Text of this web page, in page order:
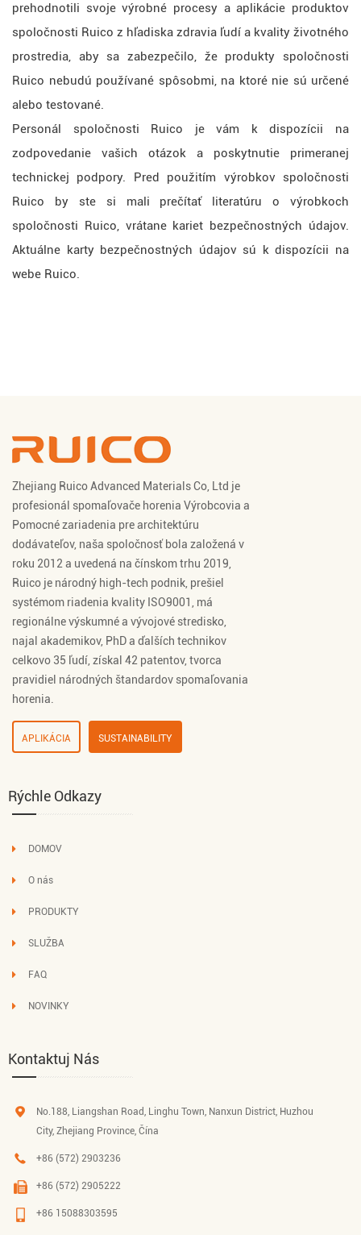
prehodnotili svoje výrobné procesy a aplikácie produktov
spoločnosti Ruico z hľadiska zdravia ľudí a kvality životného
prostredia, aby sa zabezpečilo, že produkty spoločnosti
Ruico nebudú používané spôsobmi, na ktoré nie sú určené
alebo testované.
Personál spoločnosti Ruico je vám k dispozícii na
zodpovedanie vašich otázok a poskytnutie primeranej
technickej podpory. Pred použitím výrobkov spoločnosti
Ruico by ste si mali prečítať literatúru o výrobkoch
spoločnosti Ruico, vrátane kariet bezpečnostných údajov.
Aktuálne karty bezpečnostných údajov sú k dispozícii na
webe Ruico.
Zhejiang Ruico Advanced Materials Co, Ltd je
profesionál spomaľovače horenia Výrobcovia a
Pomocné zariadenia pre architektúru
dodávateľov, naša spoločnosť bola založená v
roku 2012 a uvedená na čínskom trhu 2019,
Ruico je národný high-tech podnik, prešiel
systémom riadenia kvality ISO9001, má
regionálne výskumné a vývojové stredisko,
najal akademikov, PhD a ďalších technikov
celkovo 35 ľudí, získal 42 patentov, tvorca
pravidiel národných štandardov spomaľovania
horenia.
APLIKÁCIA SUSTAINABILITY
Rýchle Odkazy
DOMOV
O nás
PRODUKTY
SLUŽBA
FAQ
NOVINKY
Kontaktuj Nás
No.188, Liangshan Road, Linghu Town, Nanxun District, Huzhou
City, Zhejiang Province, Čína
+86 (572) 2903236
+86 (572) 2905222
+86 15088303595